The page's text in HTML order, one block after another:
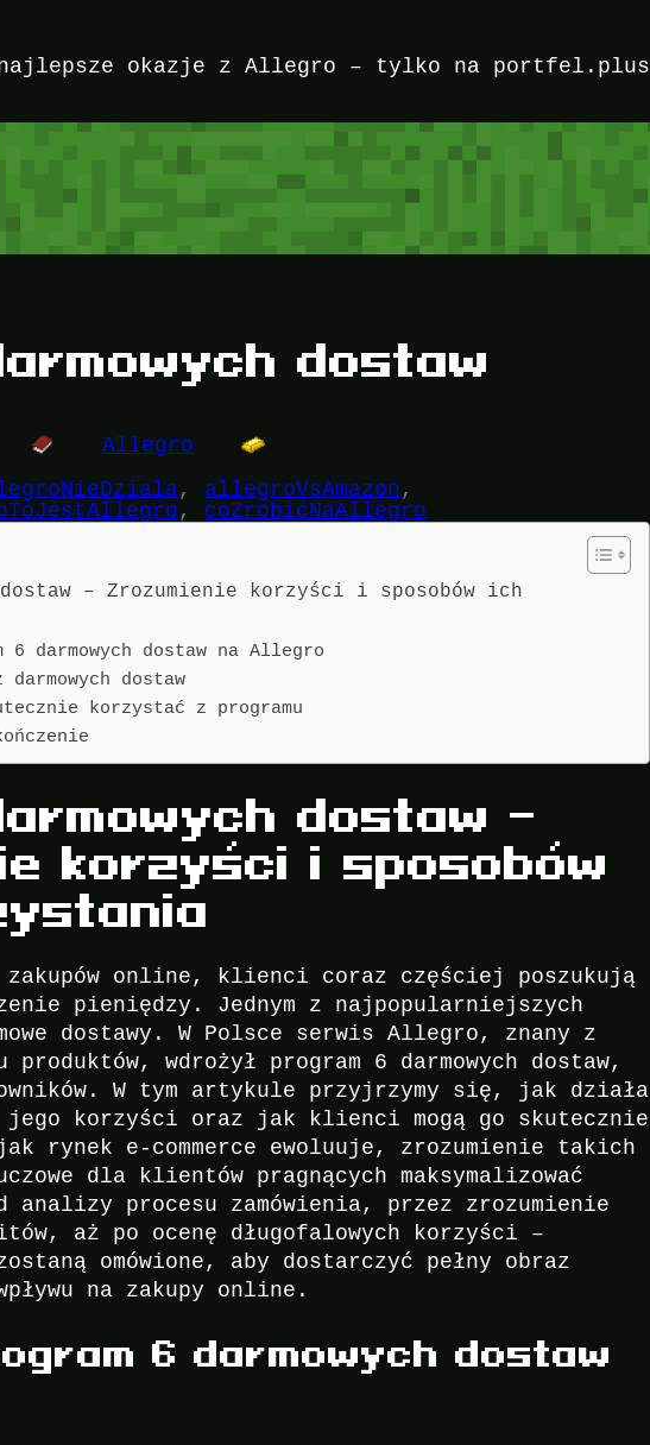
najlepsze okazje z Allegro – tylko na portfel.plus
dostaw
Allegro
, allegroVsAmazon
, coZrobićNaAllegro
– Zrozumienie korzyści i sposobów ich
6 darmowych dostaw na Allegro
dostaw
korzystać z programu
dostaw –
korzyści i sposobów
zakupów online, klienci coraz częściej poszukują
pieniędzy. Jednym z najpopularniejszych
dostawy. W Polsce serwis Allegro, znany z
produktów, wdrożył program 6 darmowych dostaw,
W tym artykule przyjrzymy się, jak działa
korzyści oraz jak klienci mogą go skutecznie
rynek e-commerce ewoluuje, zrozumienie takich
dla klientów pragnących maksymalizować
analizy procesu zamówienia, przez zrozumienie
aż po ocenę długofalowych korzyści –
omówione, aby dostarczyć pełny obraz
na zakupy online.
6 darmowych dostaw